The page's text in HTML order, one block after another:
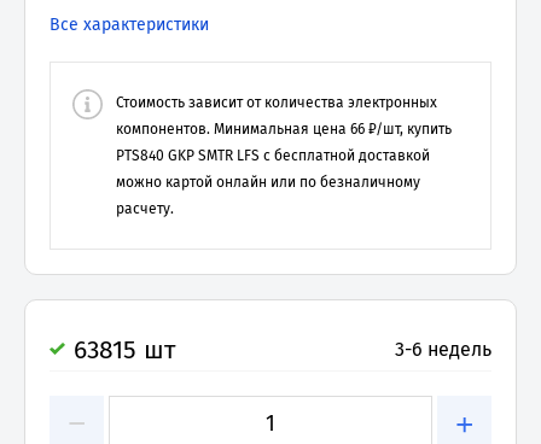
Все характеристики
Стоимость зависит от количества электронных
компонентов. Минимальная цена 66 ₽/шт, купить
PTS840 GKP SMTR LFS с бесплатной доставкой
можно картой онлайн или по безналичному
расчету.
63815 шт 3-6 недель
− +